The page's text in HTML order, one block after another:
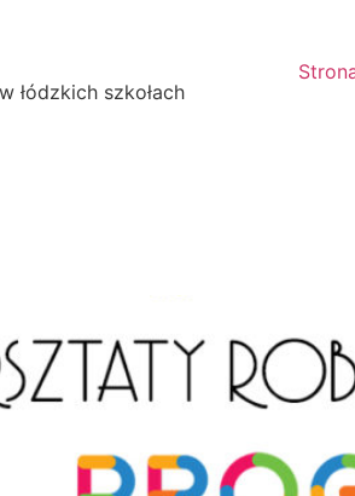
łódzkich szkołach